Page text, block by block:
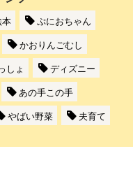
ぷにおちゃん
かおりんごむし
しょ
ディズニー
あの手この手
やばい野菜 夫育て